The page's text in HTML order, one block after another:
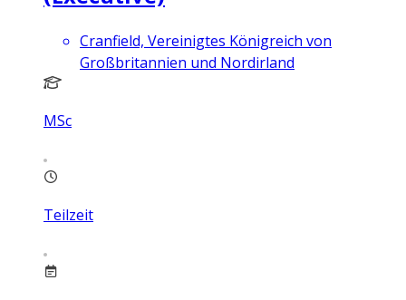
Cranfield, Vereinigtes Königreich von
Großbritannien und Nordirland
MSc
Teilzeit